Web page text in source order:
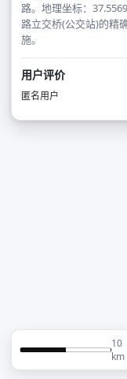
路。地理坐标：
路立交桥(公交站)的精
施。
用户评价
匿名用户
10
km